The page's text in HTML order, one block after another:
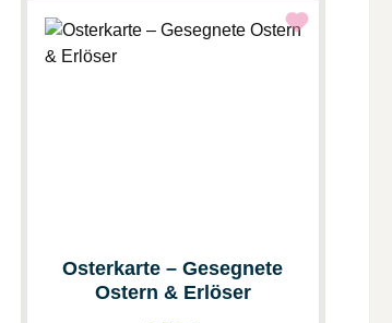
Osterkarte – Gesegnete
Ostern & Erlöser